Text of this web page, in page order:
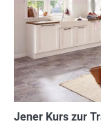
Jener Kurs zur